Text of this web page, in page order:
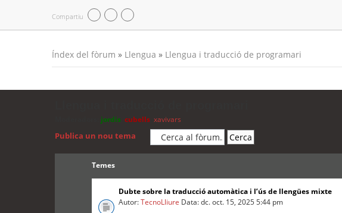
Compartiu
Índex del fòrum » Llengua » Llengua i traducció de programari
jordis cubells xavivars
Publica un nou tema
Temes
Dubte sobre la traducció automàtica i l’ús de llengües mixte
Autor:TecnoLliure Data: dc. oct. 15, 2025 5:44 pm